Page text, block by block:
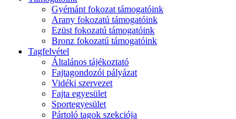
Gyémánt fokozat támogatóink
Arany fokozatú támogatóink
Ezüst fokozatú támogatóink
Bronz fokozatú támogatóink
Tagfelvétel
Általános tájékoztató
Fajtagondozói pályázat
Vidéki szervezet
Fajta egyesület
Sportegyesület
Pártoló tagok szekciója